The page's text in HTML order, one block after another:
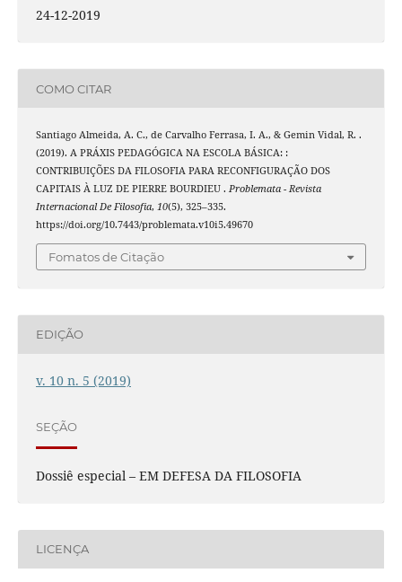
24-12-2019
COMO CITAR
Santiago Almeida, A. C., de Carvalho Ferrasa, I. A., & Gemin Vidal, R. .
(2019). A PRÁXIS PEDAGÓGICA NA ESCOLA BÁSICA: :
CONTRIBUIÇÕES DA FILOSOFIA PARA RECONFIGURAÇÃO DOS
CAPITAIS À LUZ DE PIERRE BOURDIEU . Problemata - Revista
Internacional De Filosofia, 10(5), 325–335.
https://doi.org/10.7443/problemata.v10i5.49670
Fomatos de Citação
EDIÇÃO
v. 10 n. 5 (2019)
SEÇÃO
Dossiê especial – EM DEFESA DA FILOSOFIA
LICENÇA